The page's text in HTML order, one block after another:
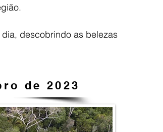
descobrindo as belezas
de 2023